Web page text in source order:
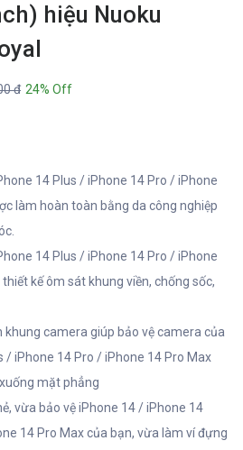
hiệu Nuoku
đ 24% Off
14 Plus / iPhone 14 Pro / iPhone
làm hoàn toàn bằng da công nghiệp
14 Plus / iPhone 14 Pro / iPhone
kế ôm sát khung viền, chống sốc,
khung camera giúp bảo vệ camera của
/ iPhone 14 Pro / iPhone 14 Pro Max
mặt phẳng
vừa bảo vệ iPhone 14 / iPhone 14
14 Pro Max của bạn, vừa làm ví đựng